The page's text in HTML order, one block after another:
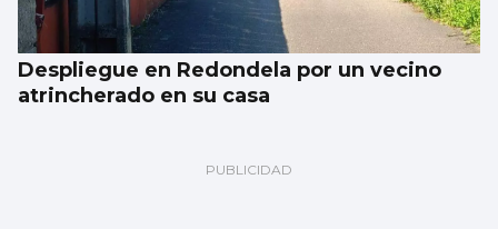
Despliegue en Redondela por un vecino
atrincherado en su casa